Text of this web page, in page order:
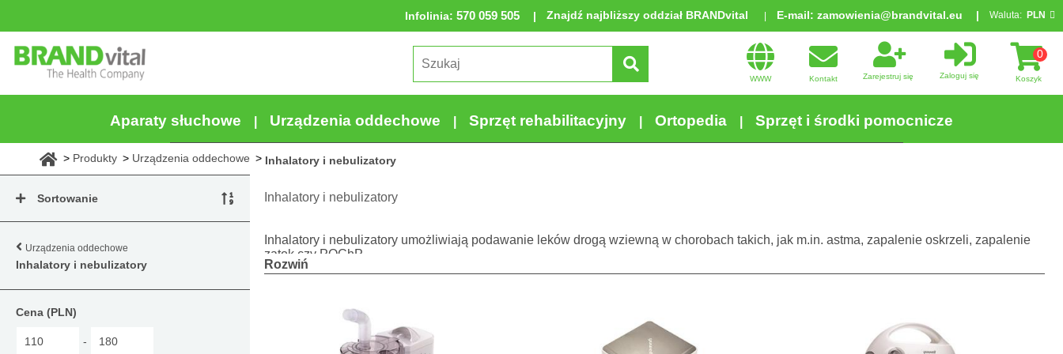
Infolinia: 570 059 505 Znajdź najbliższy oddział BRANDvital E-mail: zamowienia@brandvital.eu Waluta: PLN
WWW Kontakt Zarejestruj się Zaloguj się
0
Koszyk
Aparaty słuchowe Urządzenia oddechowe Sprzęt rehabilitacyjny Ortopedia Sprzęt i środki pomocnicze
Produkty Urządzenia oddechowe Inhalatory i nebulizatory
Sortowanie
Urządzenia oddechowe
Inhalatory i nebulizatory
Cena (PLN)
-
Inhalatory i nebulizatory
Inhalatory i nebulizatory umożliwiają podawanie leków drogą wziewną w chorobach takich, jak m.in. astma, zapalenie oskrzeli, zapalenie
zatok czy POChP.
poziom emitowanego hałasu i zużycia energii.
Rozwiń